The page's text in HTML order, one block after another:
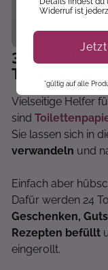
3
.
Vielseitige Helfer
sind
Sie lassen sich in
verwandeln und
Einfach aber
Dafür werden 24
Geschenken,
Rezepten befüllt
eingerollt.
Widerruf ist
*gültig auf alle